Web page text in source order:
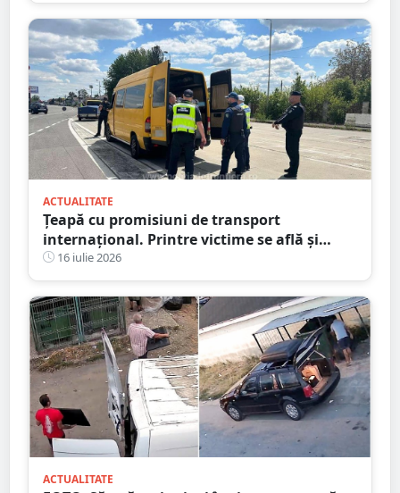
ACTUALITATE
Țeapă cu promisiuni de transport
internațional. Printre victime se află și
persoane din județul Satu Mare
16 iulie 2026
ACTUALITATE